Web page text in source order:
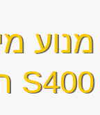
מנוע
S400 הייבריד